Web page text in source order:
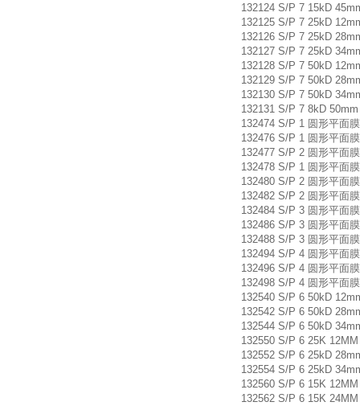
132124 S/P 7 15kD
132125 S/P 7 25kD
132126 S/P 7 25kD
132127 S/P 7 25kD
132128 S/P 7 50kD
132129 S/P 7 50kD
132130 S/P 7 50kD
132131 S/P 7 8kD
132474 S/P 1 圆形平面
132476 S/P 1 圆形平面
132477 S/P 2 圆形平面
132478 S/P 1 圆形平面
132480 S/P 2 圆形平面
132482 S/P 2 圆形平面
132484 S/P 3 圆形平面
132486 S/P 3 圆形平面
132488 S/P 3 圆形平面
132494 S/P 4 圆形平面
132496 S/P 4 圆形平面
132498 S/P 4 圆形平面
132540 S/P 6 50kD
132542 S/P 6 50kD
132544 S/P 6 50kD
132550 S/P 6 25K
132552 S/P 6 25kD
132554 S/P 6 25kD
132560 S/P 6 15K
132562 S/P 6 15K